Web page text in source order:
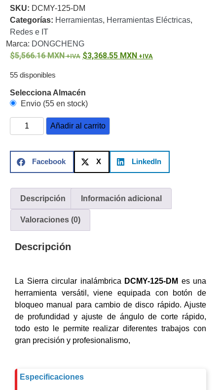
o
RefaccionesProbadores
de
VideoTransceptores
de Video
Conectores
Adaptador
a
Coaxial y
Conectores
Cables
Armados -
5eFibra
ÓpticaPara
Alimentación
y
ElectricidadRG59
/ DVI /
HDMI
Cámaras
IP y NVRs
Ambientes
Salinos
SKU: DCMY-125-DM
Categorías: Herramientas, Herramientas Eléctricas,
Redes e IT
Marca: DONGCHENG
5,566.16MXN 3,368.55 MXN
55 disponibles
Selecciona Almacén
Envio (55 en stock)
Añadir al carrito
Facebook X LinkedIn
Descripción Información adicional
Valoraciones (0)
Descripción
La Sierra circular inalámbrica DCMY-125-DM es una
herramienta versátil, viene equipada con botón de
bloqueo manual para cambio de disco rápido. Ajuste
de profundidad y ajuste de ángulo de corte rápido,
todo esto le permite realizar diferentes trabajos con
gran precisión y profesionalismo,
Especificaciones